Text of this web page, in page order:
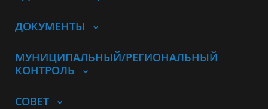
ДОКУМЕНТЫ
МУНИЦИПАЛЬНЫЙ/РЕГИОНАЛЬНЫЙ
КОНТРОЛЬ
СОВЕТ